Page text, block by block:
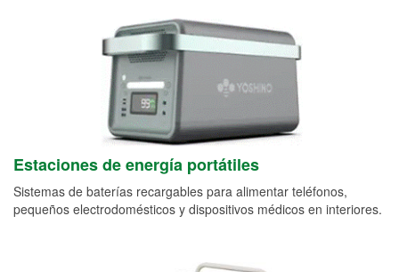
Estaciones de energía portátiles
Sistemas de baterías recargables para alimentar teléfonos,
pequeños electrodomésticos y dispositivos médicos en interiores.